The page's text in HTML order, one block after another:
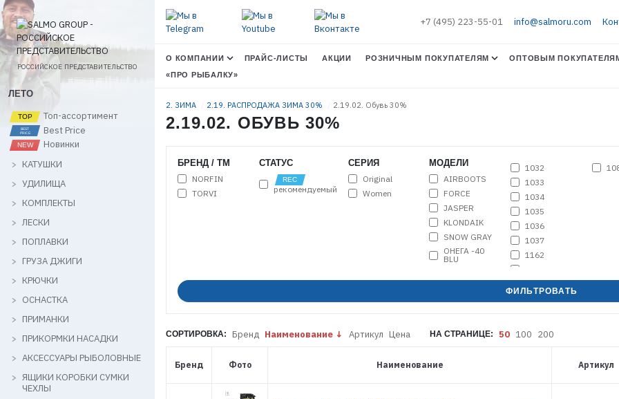
РОССИЙСКОЕ ПРЕДСТАВИТЕЛЬСТВО
ЛЕТО
Топ-ассортимент
Best Price
Новинки
КАТУШКИ
УДИЛИЩА
КОМПЛЕКТЫ
ЛЕСКИ
ПОПЛАВКИ
ГРУЗА ДЖИГИ
КРЮЧКИ
ОСНАСТКА
ПРИМАНКИ
ПРИКОРМКИ НАСАДКИ
АКСЕССУАРЫ РЫБОЛОВНЫЕ
ЯЩИКИ КОРОБКИ СУМКИ
ЧЕХЛЫ
+7 (495) 223-55-01 info@salmoru.com
О КОМПАНИИ ПРАЙС-ЛИСТЫ АКЦИИ РОЗНИЧНЫМ ПОКУПАТЕЛЯМ
ОПТОВЫМ
«ПРО РЫБАЛКУ»
2. ЗИМА 2.19. РАСПРОДАЖА ЗИМА 30% 2.19.02. Обувь 30%
2.19.02. ОБУВЬ 30%
БРЕНД / ТМ
NORFIN
TORVI
СТАТУС
рекомендуемый
СЕРИЯ
Original
Women
МОДЕЛИ
AIRBOOTS
FORCE
JASPER
KLONDAIK
SNOW GRAY
ОНЕГА -40
BLU
1032
1033
1034
1035
1036
1037
1162
1164
ФИЛЬТРОВАТЬ
СОРТИРОВКА: Бренд Наименование Артикул Цена НА СТРАНИЦЕ: 50 100 200
Бренд Фото Наименование Артикул